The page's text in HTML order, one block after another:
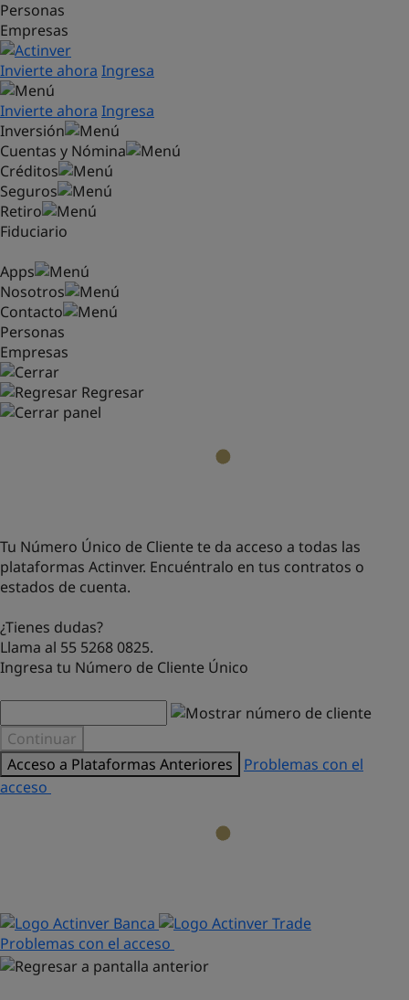
Saltar al contenido principal
Personas
Empresas
Invierte ahora Ingresa
Invierte ahora Ingresa
Inversión
Cuentas y Nómina
Créditos
Seguros
Retiro
Fiduciario
Apps
Nosotros
Contacto
Personas
Empresas
Regresar
Tu Número Único de Cliente te da acceso a todas las
plataformas Actinver. Encuéntralo en tus contratos o
estados de cuenta.
¿Tienes dudas?
Llama al 55 5268 0825.
Ingresa tu Número de Cliente Único
Continuar
Acceso a Plataformas Anteriores
Problemas con el
acceso
Problemas con el acceso